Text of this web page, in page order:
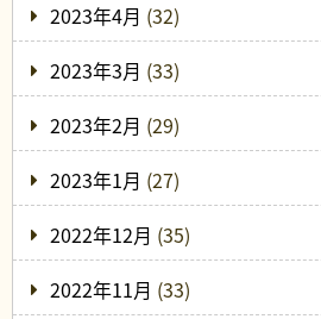
2023年4月 (32)
2023年3月 (33)
2023年2月 (29)
2023年1月 (27)
2022年12月 (35)
2022年11月 (33)